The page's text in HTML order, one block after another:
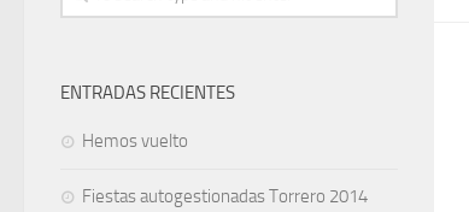
ENTRADAS RECIENTES
Hemos vuelto
Fiestas autogestionadas Torrero 2014